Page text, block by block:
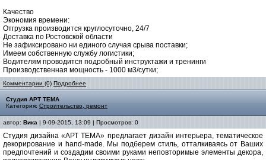
Качество
Экономия времени:
Отгрузка производится круглосуточно, 24/7
Доставка по Ростовской области
Не зафиксировано ни единого случая срыва поставки;
Имеем собственную службу логистики;
Водителям проводится подробный инструктажи и тренинги
Производственная мощность - 1000 м3/сутки;
Комментарии (0) Подробнее
Студия АРТ ТЕМА
Категория: Строительство, ремонт
автор: Вика | 9-09-2015, 13:09 | Просмотров: 0
Студия дизайна «АРТ ТЕМА» предлагает дизайн интерьера, тематическое
декорирование и hand-made. Мы подберем стиль, отталкиваясь от Ваших
предпочтений и создадим своими руками неповторимые элементы декора,